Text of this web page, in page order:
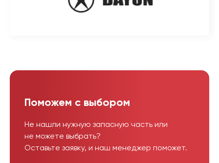
Поможем с выбором
Не нашли нужную запасную часть или
не можете выбрать?
Оставьте заявку, и наш менеджер поможет.